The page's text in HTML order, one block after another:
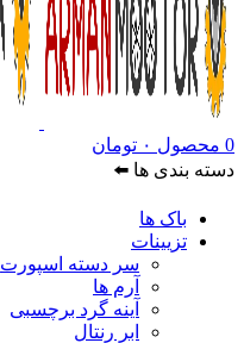
0 محصول ۰ تومان
دسته بندی ها ⬅️
باک ها
تزیینات
سر دسته اسپورت
آرم ها
آینه گرد برچسبی
ابر رنتال